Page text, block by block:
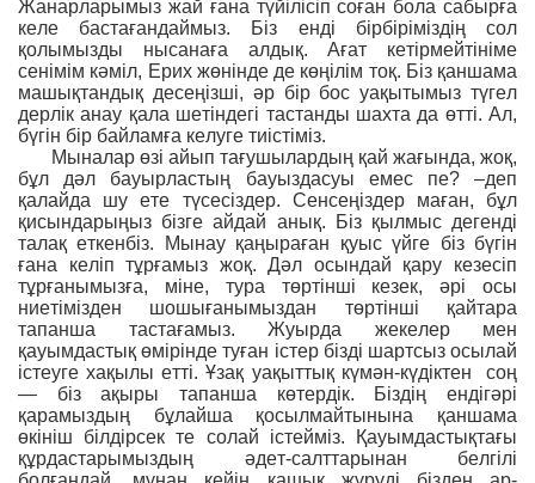
Жанарларымыз жай ғана түйілісіп соған бола сабырға
келе бастағандаймыз. Біз енді бірбіріміздің сол
қолымызды нысанаға алдық. Ағат кетірмейтініме
сенімім кəміл, Ерих жөнінде де көңілім тоқ. Біз қаншама
машықтандық десеңізші, əр бір бос уақытымыз түгел
дерлік анау қала шетіндегі тастанды шахта да өтті. Ал,
бүгін бір байламға келуге тиістіміз.
Мыналар өзі айып тағушылардың қай жағында, жоқ,
бұл дəл бауырластың бауыздасуы емес пе? –деп
қалайда шу ете түсесіздер. Сенсеңіздер маған, бұл
қисындарыңыз бізге айдай анық. Біз қылмыс дегенді
талақ еткенбіз. Мынау қаңыраған қуыс үйге біз бүгін
ғана келіп тұрғамыз жоқ. Дəл осындай қару кезесіп
тұрғанымызға, міне, тура төртінші кезек, əрі осы
ниетімізден шошығанымыздан төртінші қайтара
тапанша тастағамыз. Жуырда жекелер мен
қауымдастық өмірінде туған істер бізді шартсыз осылай
істеуге хақылы етті. Ұзақ уақыттық күмəн-күдіктен соң
— біз ақыры тапанша көтердік. Біздің ендігəрі
қарамыздың бұлайша қосылмайтынына қаншама
өкініш білдірсек те солай істейміз. Қауымдастықтағы
құрдастарымыздың əдет-салттарынан белгілі